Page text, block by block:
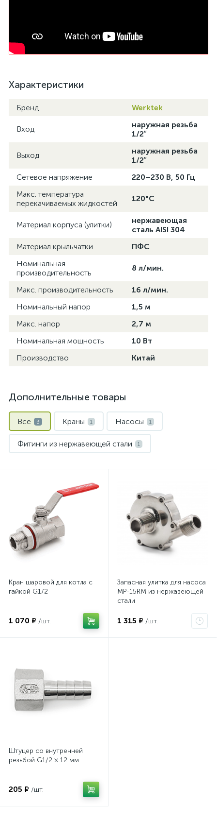
Характеристики
Бренд Werktek
Вход
наружная резьба
1/2″
Выход
наружная резьба
1/2″
Сетевое напряжение
220–230 В, 50 Гц
Макс. температура
перекачиваемых жидкостей
120°C
Материал корпуса (улитки)
нержавеющая
сталь AISI 304
Материал крыльчатки
ПФС
Номинальная
производительность
8 л/мин.
Макс. производительность
16 л/мин.
Номинальный напор
1,5 м
Макс. напор
2,7 м
Номинальная мощность
10 Вт
Производство
Китай
Дополнительные товары
Все 3 Краны 1 Насосы 1
Фитинги из нержавеющей стали 1
Кран шаровой для котла с
гайкой G1/2
1 070 ₽ /шт.
Запасная улитка для насоса
MP-15RM из нержавеющей
стали
1 315 ₽ /шт.
Штуцер со внутренней
резьбой G1/2 × 12 мм
205 ₽ /шт.